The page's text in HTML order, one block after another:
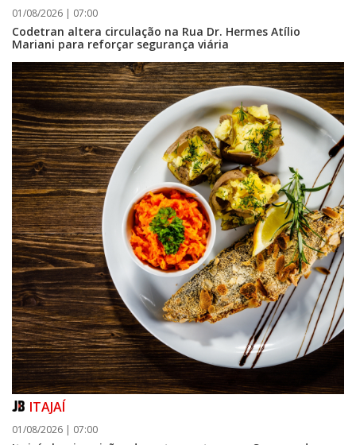
01/08/2026 | 07:00
Codetran altera circulação na Rua Dr. Hermes Atílio
Mariani para reforçar segurança viária
ITAJAÍ
01/08/2026 | 07:00